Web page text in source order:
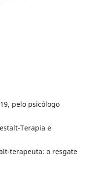
pelo psicólogo
Terapia e
terapeuta: o resgate